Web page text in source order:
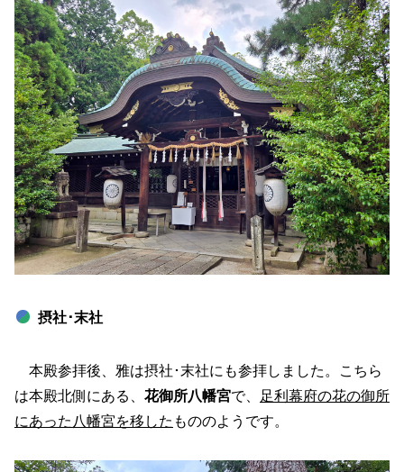
摂社･末社
本殿参拝後、雅は摂社･末社にも参拝しました。こちら
は本殿北側にある、 花御所八幡宮で、
足利幕府の花の御所
にあった八幡宮を移した もののようです。